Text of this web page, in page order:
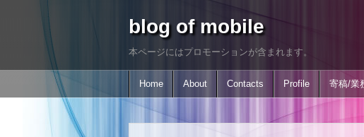
blog of mobile
本ページにはプロモーションが含まれます。
Home About Contacts Profile 寄稿/業